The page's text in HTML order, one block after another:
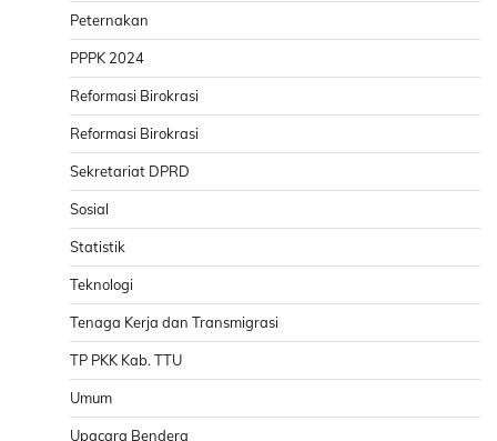
Peternakan
PPPK 2024
Reformasi Birokrasi
Reformasi Birokrasi
Sekretariat DPRD
Sosial
Statistik
Teknologi
Tenaga Kerja dan Transmigrasi
TP PKK Kab. TTU
Umum
Upacara Bendera